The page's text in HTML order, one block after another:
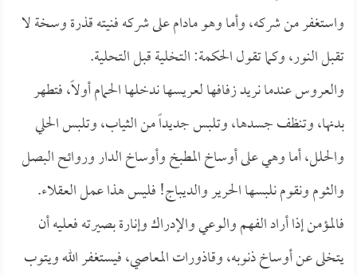
واستغفر من شركه، وأما وهو مادام على شركه فنيته قذرة وسخة لا
تقبل النور، وكما تقول الحكمة: التخلية قبل التحلية.
والعروس عندما نريد زفافها لعريسها ندخلها الحمام أولاً، فتطهر
بدنها، وتنظف جسدها، وتلبس جديداً من الثياب، وتلبس الحلي
والحلل، أما وهي على أوساخ المطبخ وأوساخ الدار وروائح البصل
والثوم ونقوم نلبسها الحرير والديباج! فليس هذا عمل العقلاء.
فالمؤمن إذا أراد الفهم والوعي والإدراك وإنارة بصيرته فعليه أن
يتخلى عن أوساخ ذنوبه، وقاذورات المعاصي، فيستغفر الله ويتوب